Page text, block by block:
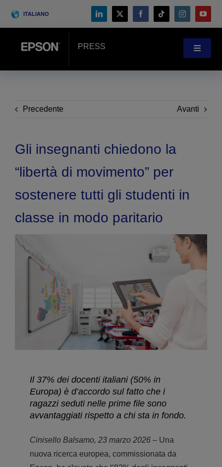
ITALIANO
PRESS
Toggle
CASE HISTORY
Eventi
Search
for:
Precedente Avanti
Gli insegnanti chiedono la
“libertà di movimento” per
sostenere tutti gli studenti in
classe in modo paritario
Il 37% dei docenti italiani (50% in
Europa) è d’accordo sul fatto che i
ragazzi seduti nelle prime file sono
avvantaggiati rispetto a chi sta in fondo.
Cinisello Balsamo, 23 marzo 2026– Una
nuova ricerca europea, commissionata da